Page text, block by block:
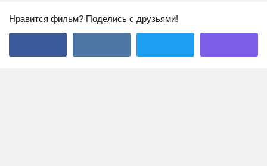
Нравится фильм? Поделись с друзьями!